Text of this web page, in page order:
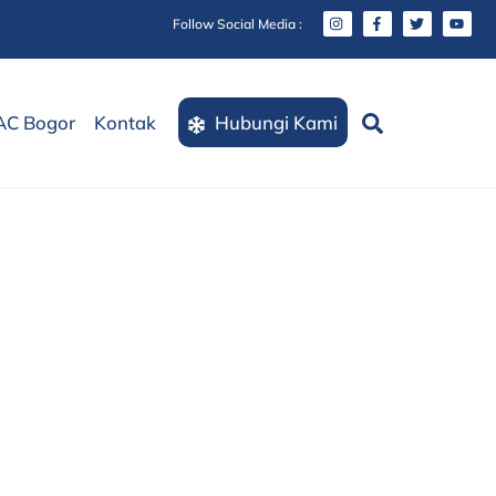
Follow Social Media :
Bogor Kontak Hubungi Kami